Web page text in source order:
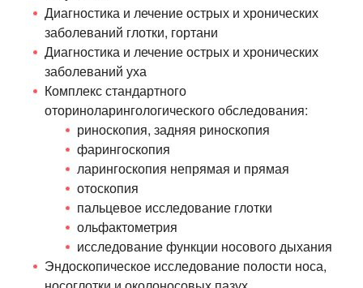
Диагностика и лечение острых и хронических
заболеваний глотки, гортани
Диагностика и лечение острых и хронических
заболеваний уха
Комплекс стандартного
оториноларингологического обследования:
риноскопия, задняя риноскопия
фарингоскопия
ларингоскопия непрямая и прямая
отоскопия
пальцевое исследование глотки
ольфактометрия
исследование функции носового дыхания
Эндоскопическое исследование полости носа,